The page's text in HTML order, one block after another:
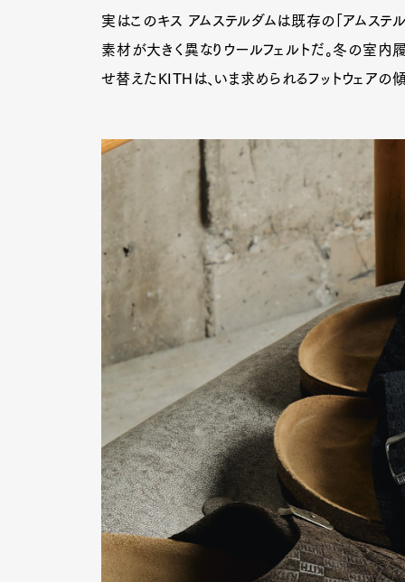
実はこのキス アムステルダムは既存の「アムステ
素材が大きく異なりウールフェルトだ。冬の室
せ替えたKITHは、いま求められるフットウェアの